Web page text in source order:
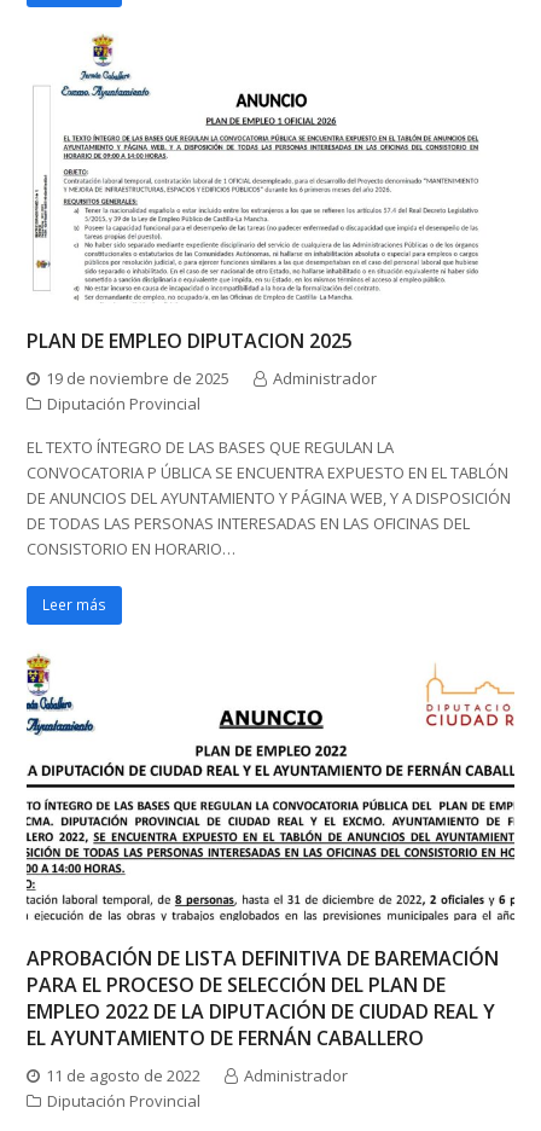
PLAN DE EMPLEO DIPUTACION 2025
19 de noviembre de 2025
Administrador
Diputación Provincial
EL TEXTO ÍNTEGRO DE LAS BASES QUE REGULAN LA
CONVOCATORIA P ÚBLICA SE ENCUENTRA EXPUESTO EN EL TABLÓN
DE ANUNCIOS DEL AYUNTAMIENTO Y PÁGINA WEB, Y A DISPOSICIÓN
DE TODAS LAS PERSONAS INTERESADAS EN LAS OFICINAS DEL
CONSISTORIO EN HORARIO…
Leer más
APROBACIÓN DE LISTA DEFINITIVA DE BAREMACIÓN
PARA EL PROCESO DE SELECCIÓN DEL PLAN DE
EMPLEO 2022 DE LA DIPUTACIÓN DE CIUDAD REAL Y
EL AYUNTAMIENTO DE FERNÁN CABALLERO
11 de agosto de 2022
Administrador
Diputación Provincial